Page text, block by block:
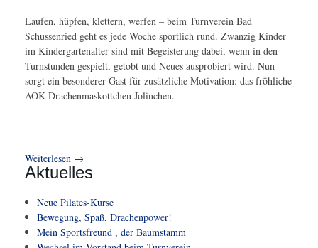
Laufen, hüpfen, klettern, werfen – beim Turnverein Bad
Schussenried geht es jede Woche sportlich rund. Zwanzig Kinder
im Kindergartenalter sind mit Begeisterung dabei, wenn in den
Turnstunden gespielt, getobt und Neues ausprobiert wird. Nun
sorgt ein besonderer Gast für zusätzliche Motivation: das fröhliche
AOK-Drachenmaskottchen Jolinchen.
Weiterlesen →
Aktuelles
Neue Pilates-Kurse
Bewegung, Spaß, Drachenpower!
Mein Sportsfreund , der Baumstamm